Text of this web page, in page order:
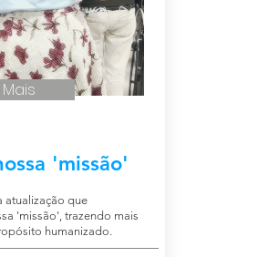
'missão'
atualização que
'missão', trazendo mais
humanizado.